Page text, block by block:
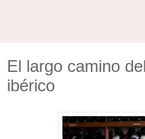
El largo camino
ibérico